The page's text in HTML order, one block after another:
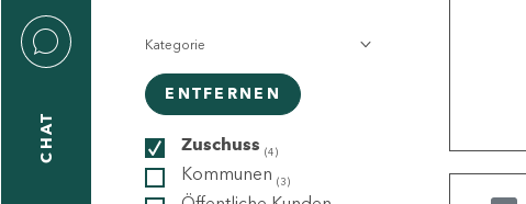
CHAT
Kategorie
ENTFERNEN
Zuschuss (4)
Kommunen (3)